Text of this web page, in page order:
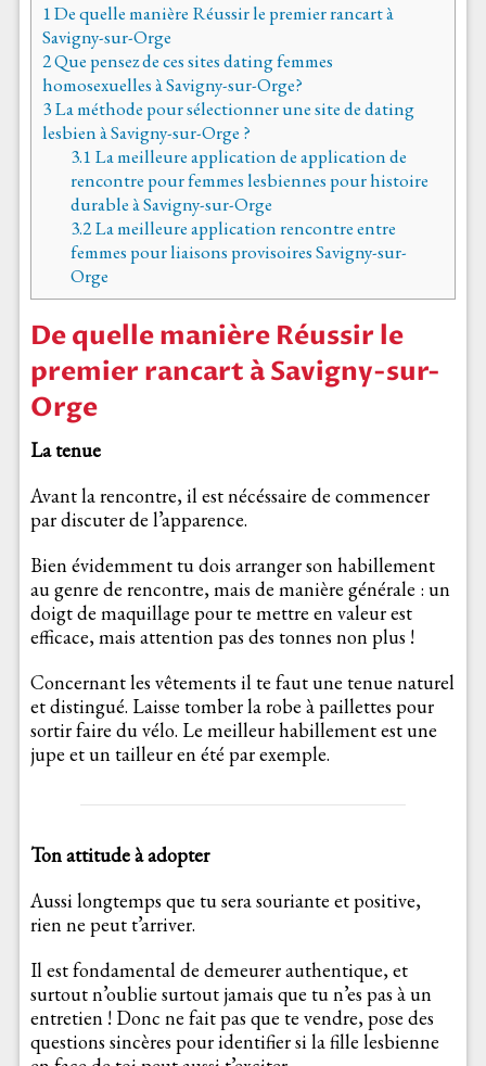
1De quelle manière Réussir le premier rancart à
Savigny-sur-Orge
2Que pensez de ces sites dating femmes
homosexuelles à Savigny-sur-Orge?
3La méthode pour sélectionner une site de dating
lesbien à Savigny-sur-Orge ?
3.1 La meilleure application de application de
rencontre pour femmes lesbiennes pour histoire
durable à Savigny-sur-Orge
3.2La meilleure application rencontre entre
femmes pour liaisons provisoires Savigny-sur-
Orge
De quelle manière Réussir le
premier rancart à Savigny-sur-
Orge
La tenue
Avant la rencontre, il est nécéssaire de commencer
par discuter de l’apparence.
Bien évidemment tu dois arranger son habillement
au genre de rencontre, mais de manière générale : un
doigt de maquillage pour te mettre en valeur est
efficace, mais attention pas des tonnes non plus !
Concernant les vêtements il te faut une tenue naturel
et distingué. Laisse tomber la robe à paillettes pour
sortir faire du vélo. Le meilleur habillement est une
jupe et un tailleur en été par exemple.
Ton attitude à adopter
Aussi longtemps que tu sera souriante et positive,
rien ne peut t’arriver.
Il est fondamental de demeurer authentique, et
surtout n’oublie surtout jamais que tu n’es pas à un
entretien ! Donc ne fait pas que te vendre, pose des
questions sincères pour identifier si la fille lesbienne